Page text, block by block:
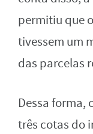
permitiu que
tivessem um
das parcelas
Dessa forma,
três cotas do